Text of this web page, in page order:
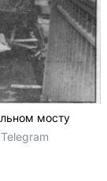
мосту